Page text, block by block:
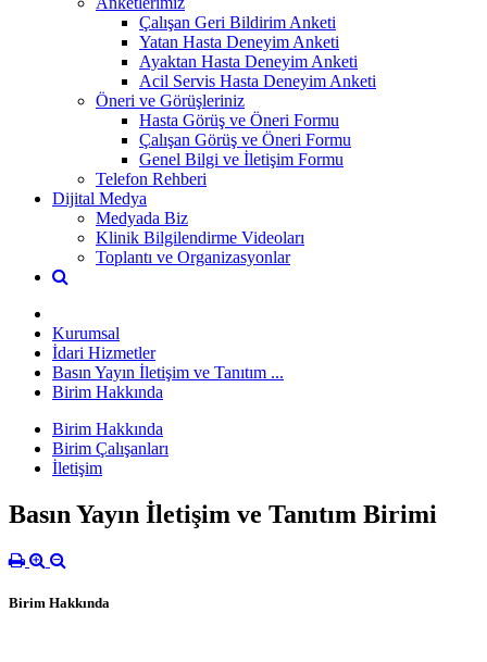
Çalışan Geri Bildirim Anketi
Yatan Hasta Deneyim Anketi
Ayaktan Hasta Deneyim Anketi
Acil Servis Hasta Deneyim Anketi
Öneri ve Görüşleriniz
Hasta Görüş ve Öneri Formu
Çalışan Görüş ve Öneri Formu
Genel Bilgi ve İletişim Formu
Telefon Rehberi
Dijital Medya
Medyada Biz
Klinik Bilgilendirme Videoları
Toplantı ve Organizasyonlar
Kurumsal
İdari Hizmetler
Basın Yayın İletişim ve Tanıtım ...
Birim Hakkında
Birim Hakkında
Birim Çalışanları
İletişim
Basın Yayın İletişim ve Tanıtım Birimi
Birim Hakkında